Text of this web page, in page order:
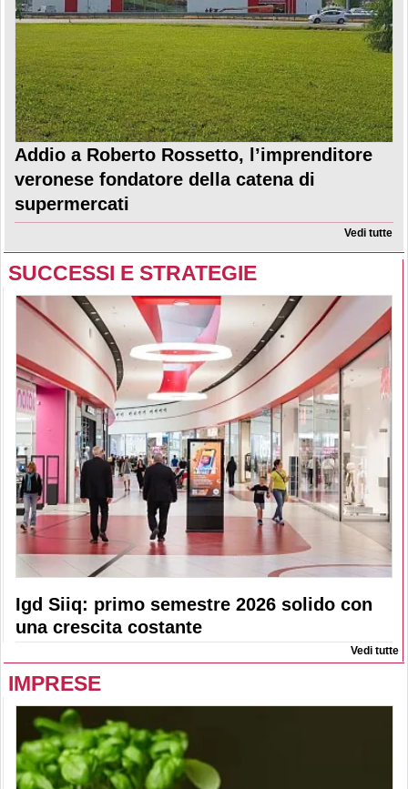
Addio a Roberto Rossetto, l’imprenditore
veronese fondatore della catena di
supermercati
Vedi tutte
SUCCESSI E STRATEGIE
Igd Siiq: primo semestre 2026 solido con
una crescita costante
Vedi tutte
IMPRESE